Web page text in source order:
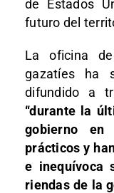
de Estados
futuro del
La oficina
gazatíes ha
difundido a
“durante la
gobierno en
prácticos y
e inequívoca
riendas de la